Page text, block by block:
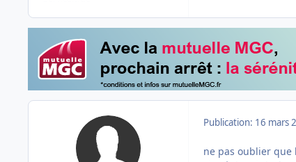
Publication: 16 mars
ne pas oublier que